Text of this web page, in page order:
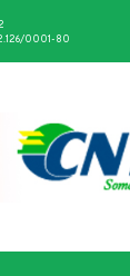
0001-80